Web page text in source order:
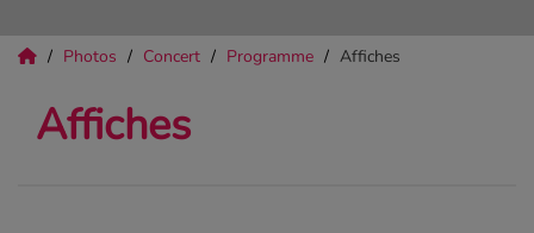
Photos Concert Programme Affiches
Affiches